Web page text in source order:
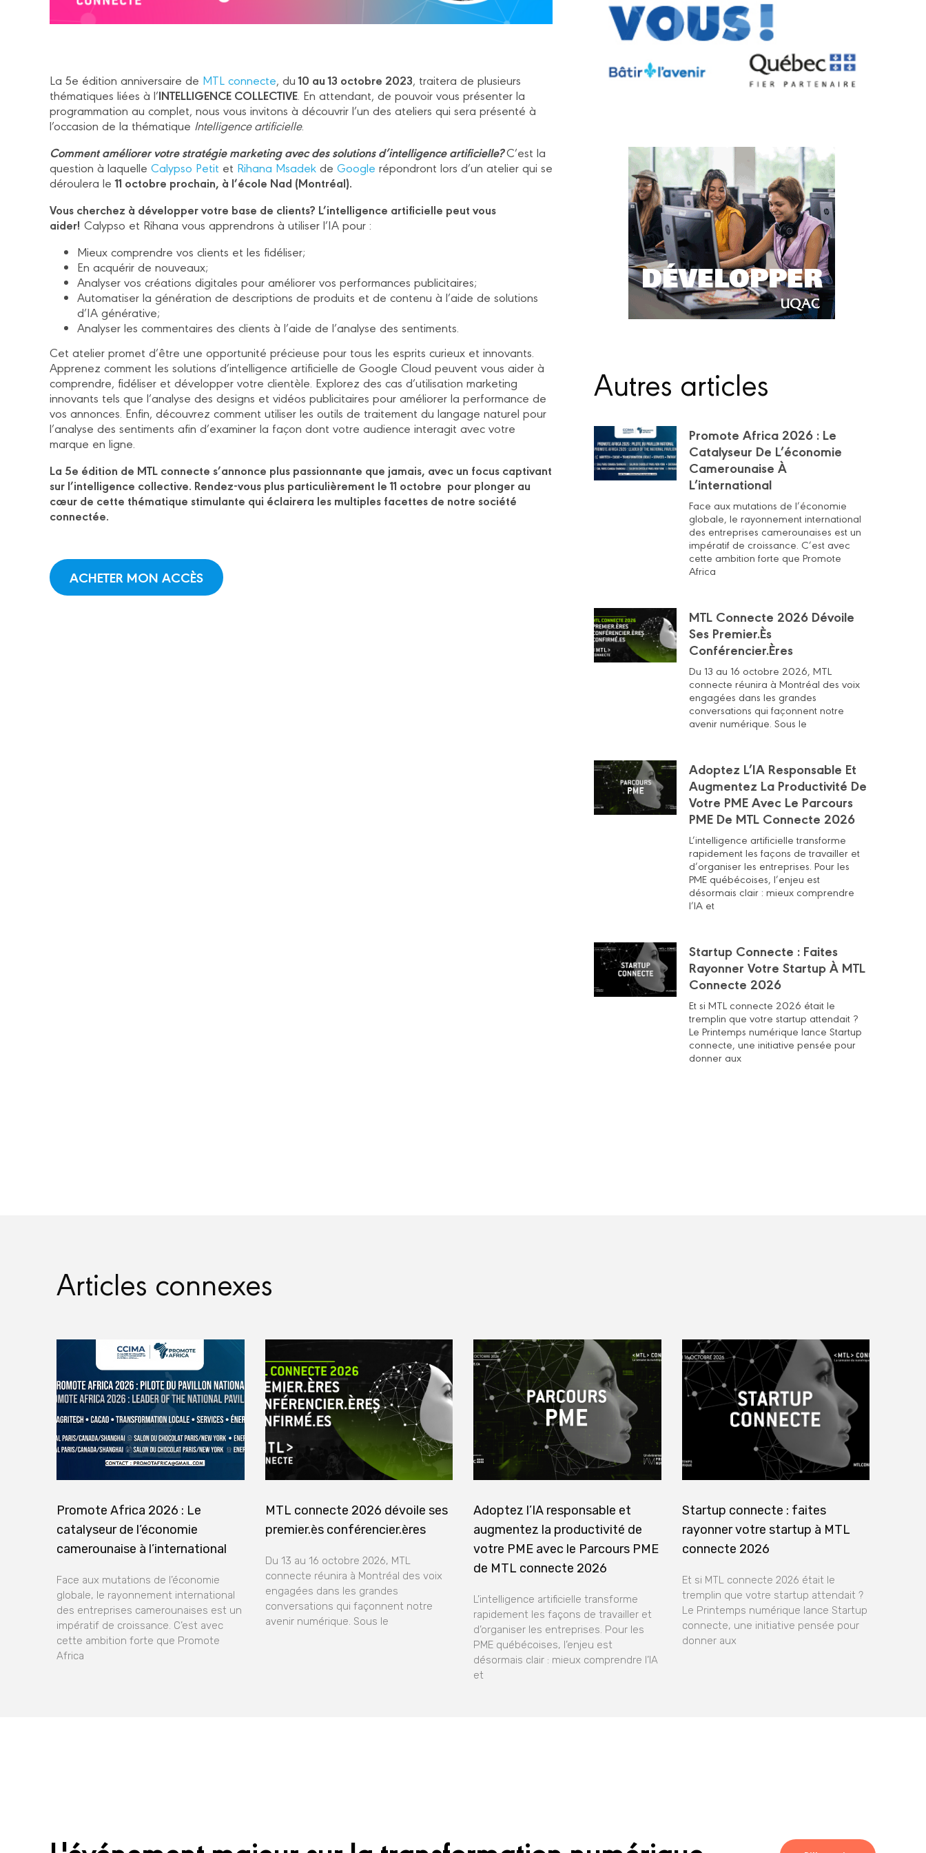
La 5e édition anniversaire de MTL connecte, du10 au 13 octobre 2023, traitera de plusieurs
thématiques liées à l’INTELLIGENCE COLLECTIVE . En attendant, de pouvoir vous présenter la
programmation au complet, nous vous invitons à découvrir l’un des ateliers qui sera présenté à
l’occasion de la thématique Intelligence artificielle.
Comment améliorer votre stratégie marketing avec des solutions d’intelligence artificielle?C’est la
question à laquelle Calypso Petit et Rihana Msadek de Google répondront lors d’un atelier qui se
déroulera le11 octobre prochain, à l’école Nad (Montréal).
Vous cherchez à développer votre base de clients? L’intelligence artificielle peut vous
aider! Calypso et Rihana vous apprendrons à utiliser l’IA pour :
Mieux comprendre vos clients et les fidéliser;
En acquérir de nouveaux;
Analyser vos créations digitales pour améliorer vos performances publicitaires;
Automatiser la génération de descriptions de produits et de contenu à l’aide de solutions
d’IA générative;
Analyser les commentaires des clients à l’aide de l’analyse des sentiments.
Cet atelier promet d’être une opportunité précieuse pour tous les esprits curieux et innovants.
Apprenez comment les solutions d’intelligence artificielle de Google Cloud peuvent vous aider à
comprendre, fidéliser et développer votre clientèle. Explorez des cas d’utilisation marketing
innovants tels que l’analyse des designs et vidéos publicitaires pour améliorer la performance de
vos annonces. Enfin, découvrez comment utiliser les outils de traitement du langage naturel pour
l’analyse des sentiments afin d’examiner la façon dont votre audience interagit avec votre
marque en ligne.
La 5e édition de MTL connecte s’annonce plus passionnante que jamais, avec un focus captivant
sur l’intelligence collective. Rendez-vous plus particulièrement le 11 octobre pour plonger au
cœur de cette thématique stimulante qui éclairera les multiples facettes de notre société
connectée.
ACHETER MON ACCÈS
Autres articles
Promote Africa 2026 : Le
Catalyseur De L’économie
Camerounaise À
L’international
Face aux mutations de l’économie
globale, le rayonnement international
des entreprises camerounaises est un
impératif de croissance. C’est avec
cette ambition forte que Promote
Africa
MTL Connecte 2026 Dévoile
Ses Premier.ès
Conférencier.ères
Du 13 au 16 octobre 2026, MTL
connecte réunira à Montréal des voix
engagées dans les grandes
conversations qui façonnent notre
avenir numérique. Sous le
Adoptez L’IA Responsable Et
Augmentez La Productivité De
Votre PME Avec Le Parcours
PME De MTL Connecte 2026
L’intelligence artificielle transforme
rapidement les façons de travailler et
d’organiser les entreprises. Pour les
PME québécoises, l’enjeu est
désormais clair : mieux comprendre
l’IA et
Startup Connecte : Faites
Rayonner Votre Startup À MTL
Connecte 2026
Et si MTL connecte 2026 était le
tremplin que votre startup attendait ?
Le Printemps numérique lance Startup
connecte, une initiative pensée pour
donner aux
Articles connexes
Promote Africa 2026 : Le
catalyseur de l’économie
camerounaise à l’international
Face aux mutations de l’économie
globale, le rayonnement international
des entreprises camerounaises est un
impératif de croissance. C’est avec
cette ambition forte que Promote
Africa
MTL connecte 2026 dévoile ses
premier.ès conférencier.ères
Du 13 au 16 octobre 2026, MTL
connecte réunira à Montréal des voix
engagées dans les grandes
conversations qui façonnent notre
avenir numérique. Sous le
Adoptez l’IA responsable et
augmentez la productivité de
votre PME avec le Parcours PME
de MTL connecte 2026
L’intelligence artificielle transforme
rapidement les façons de travailler et
d’organiser les entreprises. Pour les
PME québécoises, l’enjeu est
désormais clair : mieux comprendre l’IA
et
Startup connecte : faites
rayonner votre startup à MTL
connecte 2026
Et si MTL connecte 2026 était le
tremplin que votre startup attendait ?
Le Printemps numérique lance Startup
connecte, une initiative pensée pour
donner aux